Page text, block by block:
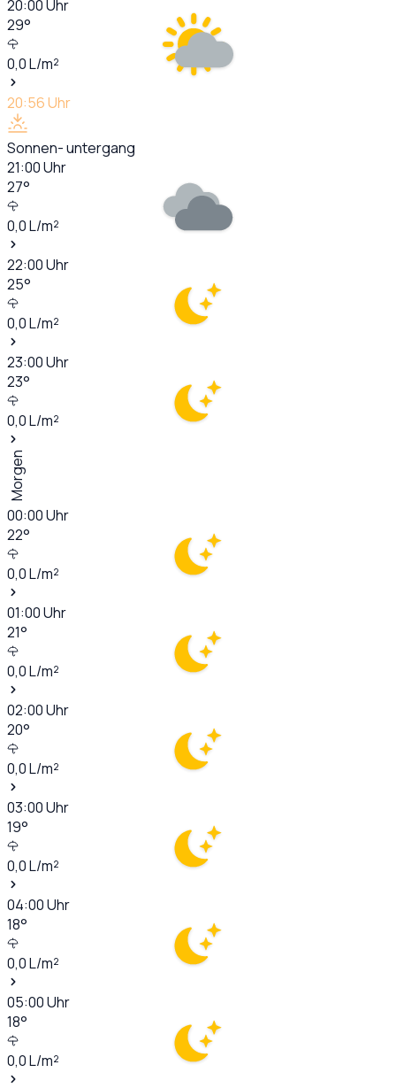
20:00Uhr
29°
0,0L/m²
20:56Uhr
Sonnen- untergang
21:00Uhr
27°
0,0L/m²
22:00Uhr
25°
0,0L/m²
23:00Uhr
23°
0,0L/m²
Morgen
00:00Uhr
22°
0,0L/m²
01:00Uhr
21°
0,0L/m²
02:00Uhr
20°
0,0L/m²
03:00Uhr
19°
0,0L/m²
04:00Uhr
18°
0,0L/m²
05:00Uhr
18°
0,0L/m²